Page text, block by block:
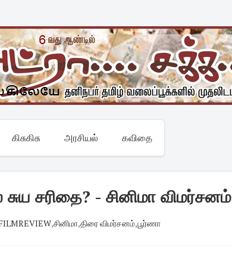
கிசுகிசு அரசியல் கவிதை
சுய சரிதை? - சினிமா விமர்சனம்
,சினிமா,திரை விமர்சனம்,பூர்ணா